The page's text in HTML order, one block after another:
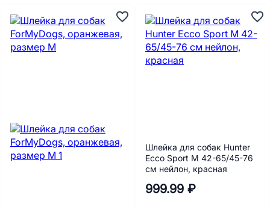
Шлейка для собак Hunter
Ecco Sport M 42-65/45-76
см нейлон, красная
999.99 ₽